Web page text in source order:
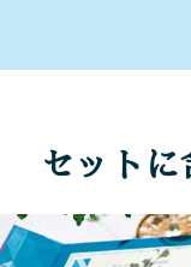
セット